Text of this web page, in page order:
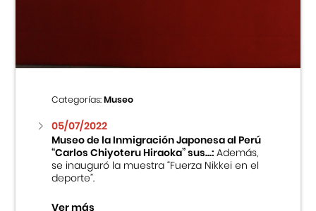
Cursos
Museo de la Inmigración Japonesa
Fondo Editorial
Teatro Peruano Japonés
Categorías:Museo
05/07/2022
Museo de la Inmigración Japonesa al Perú
“Carlos Chiyoteru Hiraoka” sus...:Además,
se inauguró la muestra “Fuerza Nikkei en el
deporte”.
Ver más